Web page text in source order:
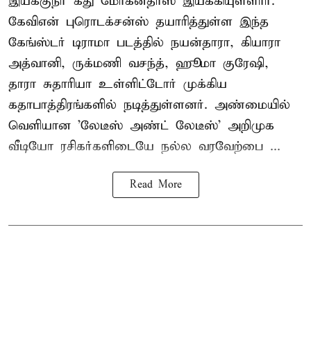
கேவிஎன் புரொடக்சன்ஸ் தயாரித்துள்ள இந்த
கேங்ஸ்டர் டிராமா படத்தில் நயன்தாரா, கியாரா
அத்வானி, ருக்மணி வசந்த், ஹூமா குரேஷி,
தாரா சுதாரியா உள்ளிட்டோர் முக்கிய
கதாபாத்திரங்களில் நடித்துள்ளனர். அண்மையில்
வெளியான 'லேடீஸ் அண்ட் லேடீஸ்' அறிமுக
வீடியோ ரசிகர்களிடையே நல்ல வரவேற்பை ...
Read More